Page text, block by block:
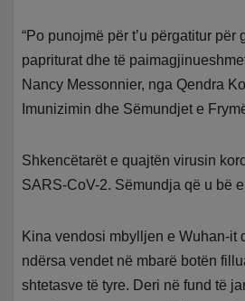
“Po punojmë për t’u përgatitur për
papriturat dhe të
Nancy Messonnier, nga Qendra
Imunizimin dhe Sëmundjet e
Shkencëtarët e quajtën virusin
SARS-CoV-2. Sëmundja që u bë
Kina vendosi mbylljen e Wuhan-it
ndërsa vendet në mbarë botën
shtetasve të tyre. Deri në fund të